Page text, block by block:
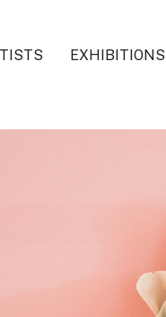
EXHIBITIONS